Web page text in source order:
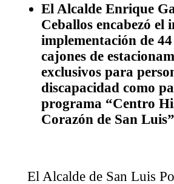
El Alcalde Enrique
Ceballos encabezó el
implementación de
cajones de
exclusivos para
discapacidad como
programa “Centro
Corazón de San
El Alcalde de San Luis